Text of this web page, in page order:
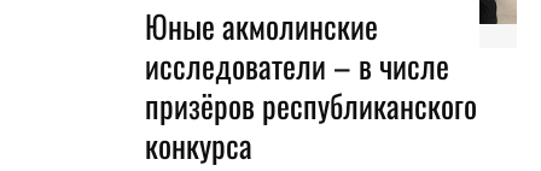
Юные акмолинские
исследователи – в числе
призёров республиканского
конкурса